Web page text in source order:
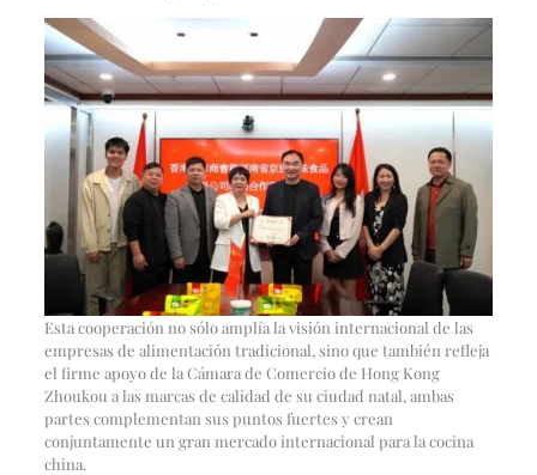
Esta cooperación no sólo amplía la visión internacional de las
empresas de alimentación tradicional, sino que también refleja
el firme apoyo de la Cámara de Comercio de Hong Kong
Zhoukou a las marcas de calidad de su ciudad natal, ambas
partes complementan sus puntos fuertes y crean
conjuntamente un gran mercado internacional para la cocina
china.